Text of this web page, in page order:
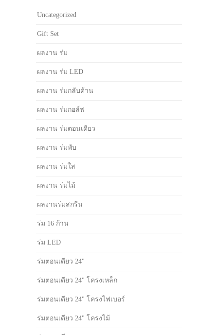
Uncategorized
Gift Set
ผลงาน ร่ม
ผลงาน ร่ม LED
ผลงาน ร่มกลับด้าน
ผลงาน ร่มกอล์ฟ
ผลงาน ร่มตอนเดียว
ผลงาน ร่มพับ
ผลงาน ร่มใส
ผลงาน ร่มไม้
ผลงานร่มสกรีน
ร่ม 16 ก้าน
ร่ม LED
ร่มตอนเดียว 24"
ร่มตอนเดียว 24" โครงเหล็ก
ร่มตอนเดียว 24" โครงไฟเบอร์
ร่มตอนเดียว 24" โครงไม้